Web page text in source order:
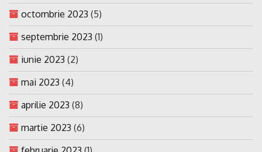
octombrie 2023 (5)
septembrie 2023 (1)
iunie 2023 (2)
mai 2023 (4)
aprilie 2023 (8)
martie 2023 (6)